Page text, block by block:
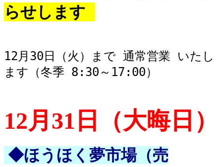
らせします
12月30日（火）まで 通常営業 いたし
ます（冬季 8:30～17:00）
12月31日（大晦日）
◆ほうほく夢市場（売